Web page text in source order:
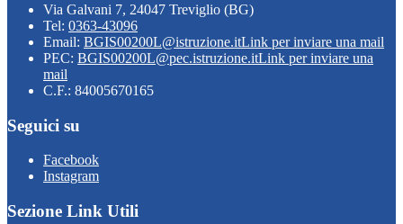
Via Galvani 7, 24047 Treviglio (BG)
Tel: 0363-43096
Email: BGIS00200L@istruzione.itLink per inviare una mail
PEC: BGIS00200L@pec.istruzione.itLink per inviare una
mail
C.F.: 84005670165
Seguici su
Facebook
Instagram
Sezione Link Utili